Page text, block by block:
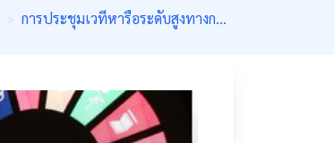
> การประชุมเวทีหารือระดับสูงทางก...